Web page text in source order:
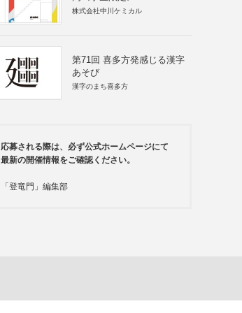
株式会社中川ケミカル
第71回 喜多方発感じる漢字
あそび
漢字のまち喜多方
応募される際は、必ず公式ホームページにて
最新の開催情報をご確認ください。
「登竜門」編集部